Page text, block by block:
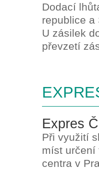
Dodací
republice a
U zásilek
převzetí
Expres
Při využití
míst určení
centra v